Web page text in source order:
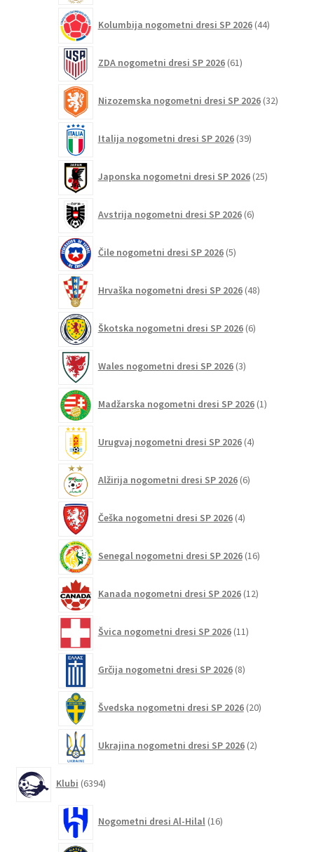
Kolumbija nogometni dresi SP 2026 44izdelkov
ZDA nogometni dresi SP 2026 61izdelkov
Nizozemska nogometni dresi SP 2026 32izdelkov
Italija nogometni dresi SP 2026 39izdelkov
Japonska nogometni dresi SP 2026 25izdelkov
Avstrija nogometni dresi SP 2026 6izdelkov
Čile nogometni dresi SP 2026 5izdelkov
Hrvaška nogometni dresi SP 2026 48izdelkov
Škotska nogometni dresi SP 2026 6izdelkov
Wales nogometni dresi SP 2026 3izdelki
Madžarska nogometni dresi SP 2026 1izdelek
Urugvaj nogometni dresi SP 2026 4izdelki
Alžirija nogometni dresi SP 2026 6izdelkov
Češka nogometni dresi SP 2026 4izdelki
Senegal nogometni dresi SP 2026 16izdelkov
Kanada nogometni dresi SP 2026 12izdelkov
Švica nogometni dresi SP 2026 11izdelkov
Grčija nogometni dresi SP 2026 8izdelkov
Švedska nogometni dresi SP 2026 20izdelkov
Ukrajina nogometni dresi SP 2026 2izdelka
Klubi 6394izdelkov
Nogometni dresi Al-Hilal 16izdelkov